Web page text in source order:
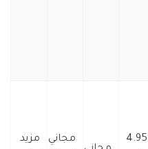
4.95
مجاني
مزيد